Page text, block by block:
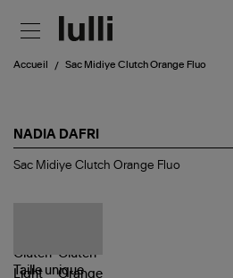
Accueil Sac Midiye Clutch Orange Fluo
NADIA DAFRI
Sac
Sac Midiye Clutch Orange Fluo
Taille unique